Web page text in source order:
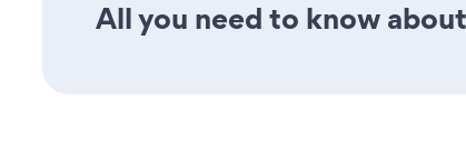
All you need to know